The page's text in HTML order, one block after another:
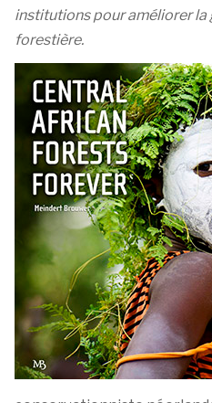
institutions pour améliorer
forestière.